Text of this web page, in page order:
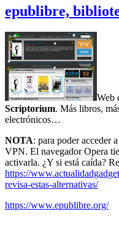
epublibre,
Web
Scriptorium. Más libros,
electrónicos…
NOTA: para poder acceder
VPN. El navegador Opera
activarla. ¿Y si está caída?
https://
revisa-estas-alternativas/
https://www.epublibre.org/